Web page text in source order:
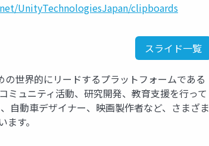
UnityTechnologiesJapan/clipboards
スライド一覧
世界的にリードするプラットフォームである
ミュニティ活動、研究開発、教育支援を行って
自動車デザイナー、映画製作者など、さまざま
す。